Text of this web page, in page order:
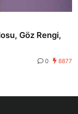
Göz Rengi,
0 8877